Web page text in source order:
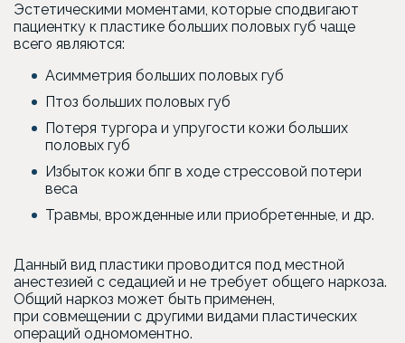
Эстетическими моментами, которые сподвигают
пациентку к пластике больших половых губ чаще
всего являются:
Асимметрия больших половых губ
Птоз больших половых губ
Потеря тургора и упругости кожи больших
половых губ
Избыток кожи бпг в ходе стрессовой потери
веса
Травмы, врожденные или приобретенные, и др.
Данный вид пластики проводится под местной
анестезией с седацией и не требует общего наркоза.
Общий наркоз может быть применен,
при совмещении с другими видами пластических
операций одномоментно.